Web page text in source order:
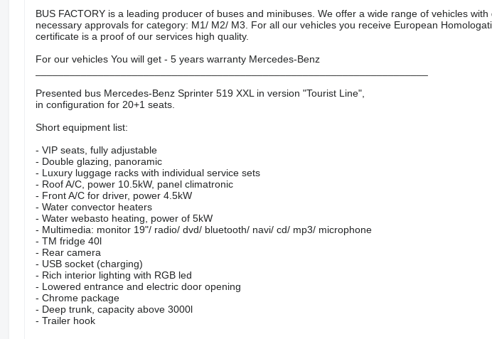
BUS FACTORY is a leading producer of buses and minibuses. We offer a wide range of vehicles
necessary approvals for category: M1/ M2/ M3. For all our vehicles you receive European
certificate is a proof of our services high quality.
For our vehicles You will get - 5 years warranty Mercedes-Benz
Presented bus Mercedes-Benz Sprinter 519 XXL in version "Tourist Line",
in configuration for 20+1 seats.
Short equipment list:
- VIP seats, fully adjustable
- Double glazing, panoramic
- Luxury luggage racks with individual service sets
- Roof A/C, power 10.5kW, panel climatronic
- Front A/C for driver, power 4.5kW
- Water convector heaters
- Water webasto heating, power of 5kW
- Multimedia: monitor 19"/ radio/ dvd/ bluetooth/ navi/ cd/ mp3/ microphone
- TM fridge 40l
- Rear camera
- USB socket (charging)
- Rich interior lighting with RGB led
- Lowered entrance and electric door opening
- Chrome package
- Deep trunk, capacity above 3000l
- Trailer hook